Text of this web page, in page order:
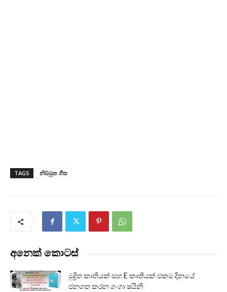
TAGS නිබ්බුත ගීත
අනෙක් කොටස්
මුද්‍රිත කෘතියක් සහ E කෘතියක් එකම දිනයේ
ජනගත කරන ගංගා ෂයිනි